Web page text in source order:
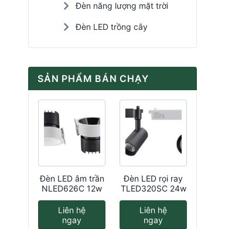
Đèn năng lượng mặt trời
Đèn LED trồng cây
SẢN PHẨM BÁN CHẠY
Đèn LED âm trần
NLED626C 12w
Liên hệ
ngay
Đèn LED rọi ray
TLED320SC 24w
Liên hệ
ngay